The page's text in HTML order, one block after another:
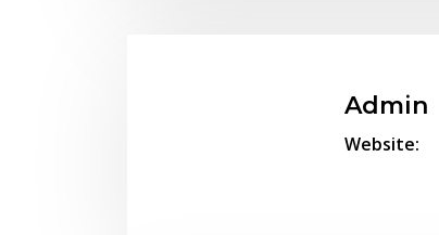
Admin
Website: